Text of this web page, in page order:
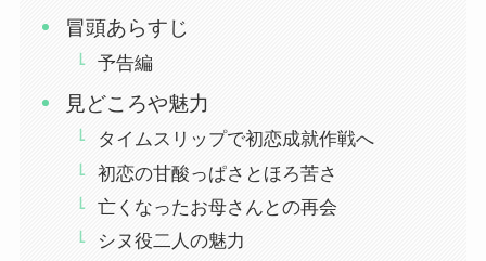
冒頭あらすじ
予告編
見どころや魅力
タイムスリップで初恋成就作戦へ
初恋の甘酸っぱさとほろ苦さ
亡くなったお母さんとの再会
シヌ役二人の魅力